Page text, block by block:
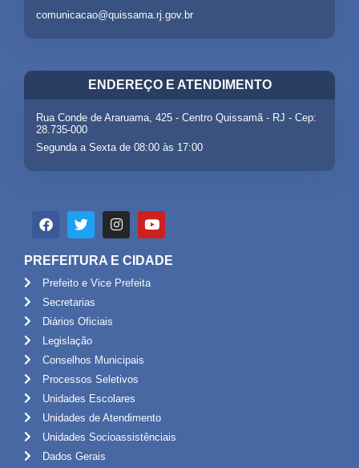
comunicacao@quissama.rj.gov.br
ENDEREÇO E ATENDIMENTO
Rua Conde de Araruama, 425 - Centro Quissamã - RJ - Cep:
28.735-000
Segunda a Sexta de 08:00 às 17:00
PREFEITURA E CIDADE
Prefeito e Vice Prefeita
Secretarias
Diários Oficiais
Legislação
Conselhos Municipais
Processos Seletivos
Unidades Escolares
Unidades de Atendimento
Unidades Socioassistênciais
Dados Gerais